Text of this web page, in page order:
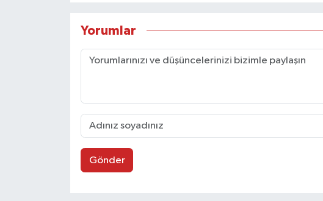
Yorumlar
Gönder